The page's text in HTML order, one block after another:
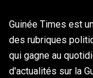
Guinée Times est
des rubriques
qui gagne au
d'actualités sur la